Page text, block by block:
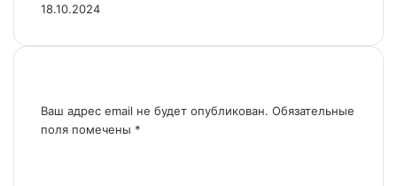
18.10.2024
Ваш адрес email не будет опубликован. Обязательные
поля помечены *